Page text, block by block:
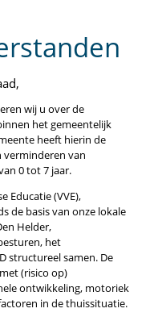
wij u over de
het gemeentelijk
heeft hierin de
verminderen van
0 tot 7 jaar.
Educatie (VVE),
de basis van onze lokale
Helder,
het
structureel samen. De
(risico op)
ontwikkeling, motoriek
in de thuissituatie.